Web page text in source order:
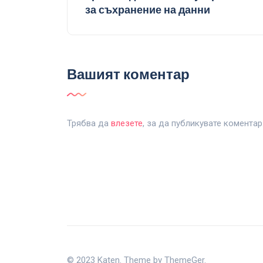
за съхранение на данни
Вашият коментар
Трябва да влезете, за да публикувате
© 2023 Katen. Theme by ThemeGer.